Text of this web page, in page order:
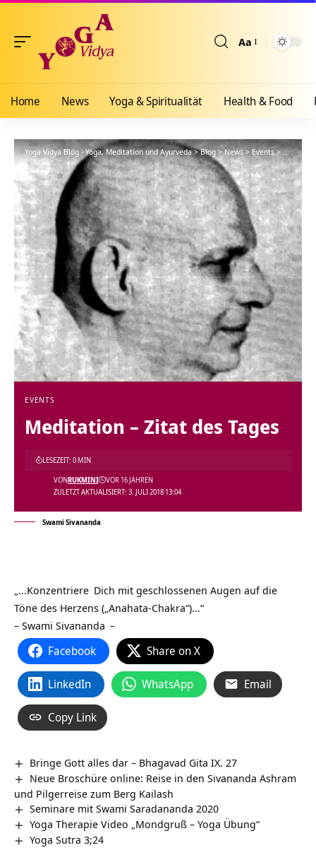
Aa
Home News Yoga & Spiritualität Health & Food
Yoga Vidya Blog - Yoga, Meditation und Ayurveda>Blog>News>Events>
EVENTS
Meditation – Zitat des Tages
ZULETZT AKTUALISIERT: 3. JULI 2018 13:04
VONRUKMINI VOR 16 JAHREN
LESEZEIT: 0 MIN
Swami Sivananda
„…Konzentriere Dich mit geschlossenen Augen auf die
Töne des Herzens („Anahata-Chakra“)…“
– Swami Sivananda –
Facebook Share on X
LinkedIn WhatsApp Email
Copy Link
Bringe Gott alles dar – Bhagavad Gita IX. 27
Neue Broschüre online: Reise in den Sivananda Ashram
und Pilgerreise zum Berg Kailash
Seminare mit Swami Saradananda 2020
Yoga Therapie Video „Mondgruß – Yoga Übung“
Yoga Sutra 3;24